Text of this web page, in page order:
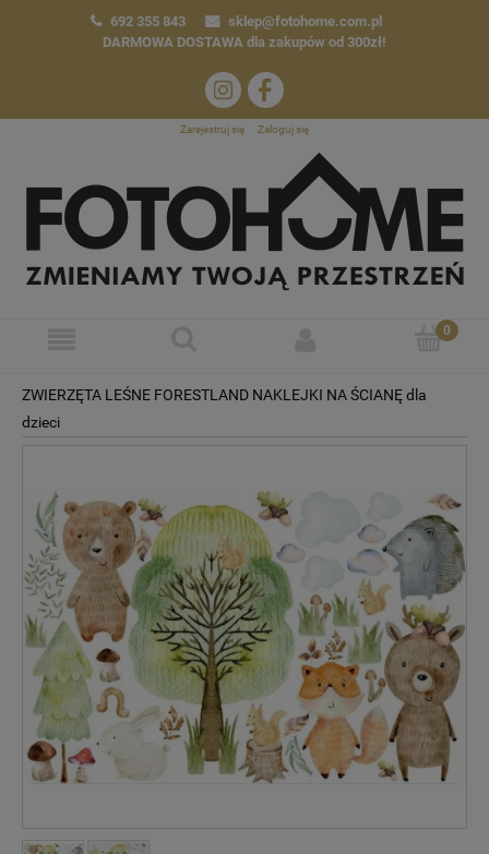
692 355 843
sklep@fotohome.com.pl
DARMOWA DOSTAWA dla zakupów od 300zł!
Zarejestruj się Zaloguj się
ZWIERZĘTA LEŚNE FORESTLAND NAKLEJKI NA ŚCIANĘ dla
dzieci